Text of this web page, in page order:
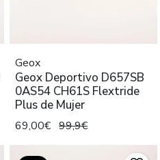
Geox
Geox Deportivo D657SB
0AS54 CH61S Flextride
Plus de Mujer
69,00€ 99,9€